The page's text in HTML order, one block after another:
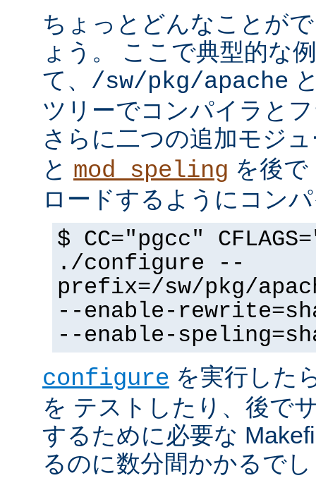
ちょっとどんなことが
ょう。 ここで典型的な
て、 /sw/pkg/apache
ツリーでコンパイラと
さらに二つの追加モジ
と mod_speling を後
ロードするようにコン
$ CC="pgcc"
./configure --
prefix=/sw/pkg/
--enable-
--enable-
configure を実行した
を テストしたり、後で
するために必要な
るのに数分間かかるで